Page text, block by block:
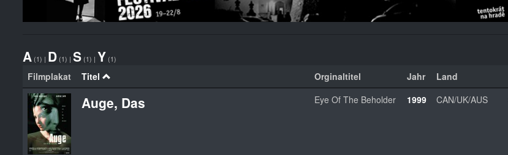
A (1) | D (1) | S (1) | Y (1)
Filmplakat Titel Orginaltitel Jahr Land
Auge, Das Eye Of The Beholder 1999 CAN/UK/AUS